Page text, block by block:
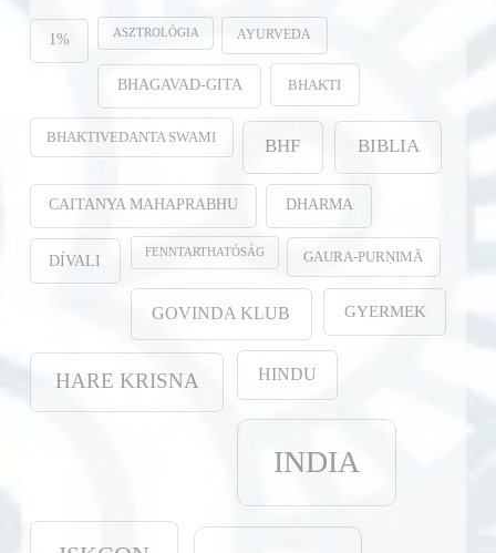
1% ASZTROLÓGIA AYURVEDA
BHAGAVAD-GITA BHAKTI
BHAKTIVEDANTA SWAMI BHF BIBLIA
CAITANYA MAHAPRABHU DHARMA
DÍVALI FENNTARTHATÓSÁG GAURA-PURṆIMĀ
GOVINDA KLUB GYERMEK
HARE KRISNA HINDU
INDIA